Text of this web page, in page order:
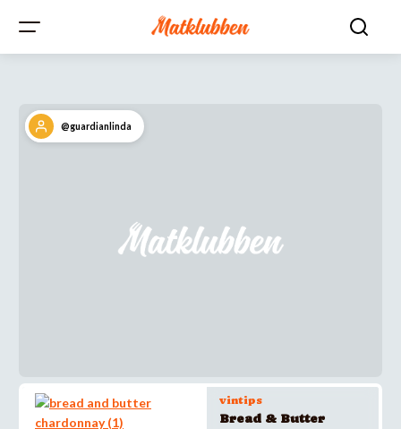
@guardianlinda
vintips
Bread & Butter